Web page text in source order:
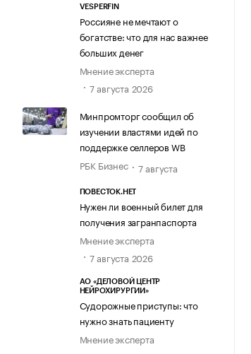
VESPERFIN
Россияне не мечтают о
богатстве: что для нас важнее
больших денег
Мнение эксперта
7 августа 2026
Минпромторг сообщил об
изучении властями идей по
поддержке селлеров WB
РБК Бизнес
7 августа
ПОВЕСТОК.НЕТ
Нужен ли военный билет для
получения загранпаспорта
Мнение эксперта
7 августа 2026
АО «ДЕЛОВОЙ ЦЕНТР
НЕЙРОХИРУРГИИ»
Судорожные приступы: что
нужно знать пациенту
Мнение эксперта